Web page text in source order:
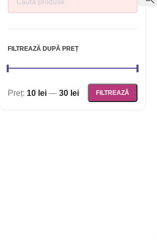
FILTREAZĂ DUPĂ PREȚ
FILTREAZĂ
Preț: 10 lei — 30 lei